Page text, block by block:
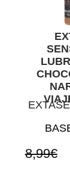
8,99€